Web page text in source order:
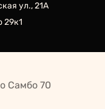
ул., 21А
29к1
Самбо 70